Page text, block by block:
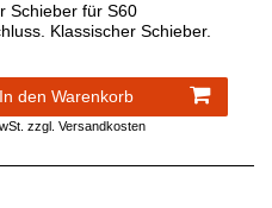
Schieber für S60
Klassischer Schieber.
In den Warenkorb
zzgl.Versandkosten